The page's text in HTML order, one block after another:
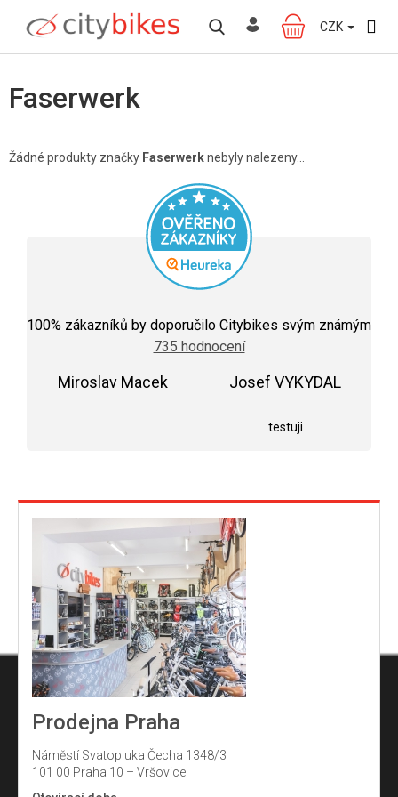
obsah
NÁKUPNÍ
KOŠÍK
CZK
Faserwerk
Žádné produkty značky Faserwerknebyly nalezeny...
hodnocení
obchodu
je
100% zákazníků by doporučilo Citybikes svým známým
735 hodnocení
Miroslav Macek Josef VYKYDAL
testuji
Prodejna Praha
Náměstí Svatopluka Čecha 1348/3
101 00 Praha 10 – Vršovice